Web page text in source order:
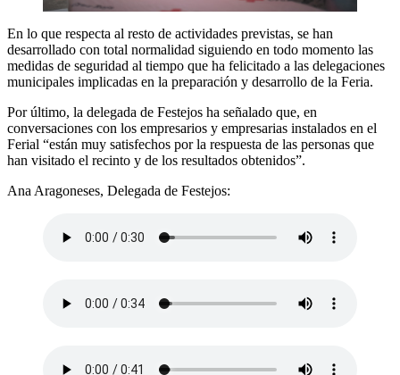
En lo que respecta al resto de actividades previstas, se han
desarrollado con total normalidad siguiendo en todo momento las
medidas de seguridad al tiempo que ha felicitado a las delegaciones
municipales implicadas en la preparación y desarrollo de la Feria.
Por último, la delegada de Festejos ha señalado que, en
conversaciones con los empresarios y empresarias instalados en el
Ferial “están muy satisfechos por la respuesta de las personas que
han visitado el recinto y de los resultados obtenidos”.
Ana Aragoneses, Delegada de Festejos: